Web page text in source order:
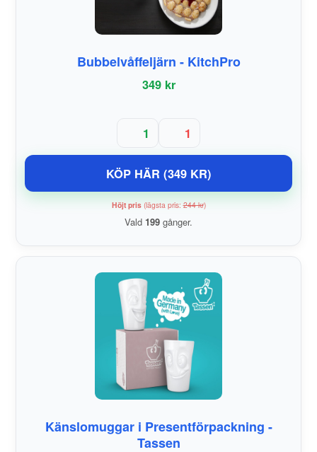
Bubbelvåffeljärn - KitchPro
349 kr
1 1
KÖP HÄR (349 KR)
Höjt pris(lägsta pris:244 kr)
Vald 199 gånger.
Känslomuggar i Presentförpackning -
Tassen